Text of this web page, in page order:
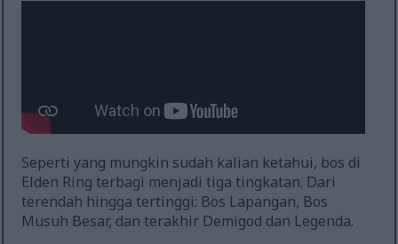
Seperti yang mungkin sudah kalian ketahui, bos di
Elden Ring terbagi menjadi tiga tingkatan. Dari
terendah hingga tertinggi: Bos Lapangan, Bos
Musuh Besar, dan terakhir Demigod dan Legenda.